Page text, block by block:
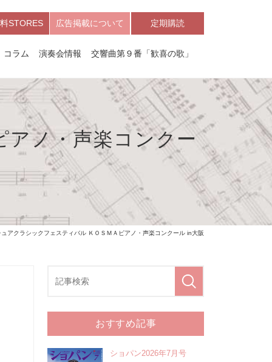
STORES 広告掲載について 定期購読
コラム 演奏会情報 交響曲第９番「歓喜の歌」
アノ・声楽コンクー
アクラシックフェスティバル ＫＯＳＭＡピアノ・声楽コンクール in大阪
おすすめ記事
ショパン2026年7月号